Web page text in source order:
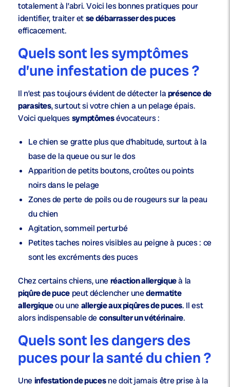
totalement à l’abri. Voici les bonnes pratiques pour
identifier, traiter etse débarrasser des puces
efficacement.
Quels sont les symptômes
d’une infestation de puces ?
Il n’est pas toujours évident de détecter laprésence de
parasites, surtout si votre chien a un pelage épais.
Voici quelquessymptômesévocateurs :
Lechien se gratteplus que d’habitude, surtout à la
base de la queue ou sur le dos
Apparition de petits boutons, croûtes ou points
noirsdans le pelage
Zones de perte de poils ou de rougeurs sur la peau
du chien
Agitation, sommeil perturbé
Petites taches noires visibles au peigne à puces: ce
sont les excréments des puces
Chez certains chiens, uneréaction allergiqueà la
piqûre de pucepeut déclencher unedermatite
allergiqueou uneallergie aux piqûres de puces. Il est
alors indispensable deconsulter un vétérinaire.
Quels sont les dangers des
puces pour la santé du chien ?
Uneinfestation de pucesne doit jamais être prise à la